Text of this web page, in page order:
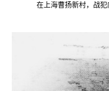
在上海曹扬新村，战